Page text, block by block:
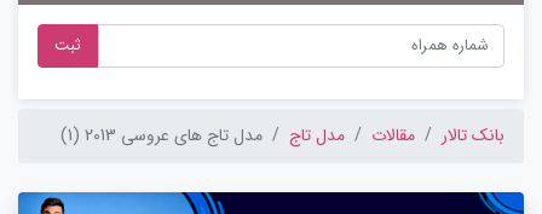
ثبت
بانک تالار مقالات مدل تاج مدل تاج های عروسی 2013 (1)